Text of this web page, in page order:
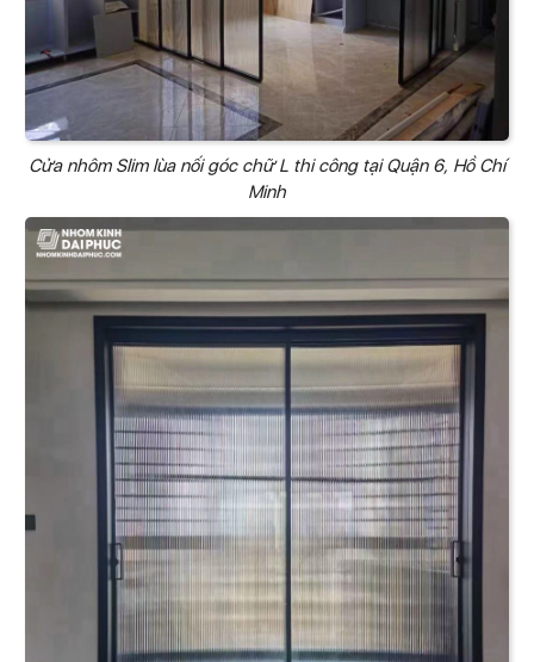
Cửa nhôm Slim lùa nối góc chữ L thi công tại Quận 6, Hồ Chí
Minh